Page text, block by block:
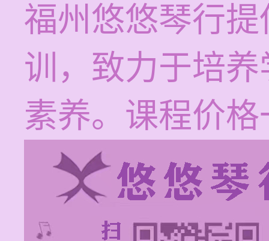
福州悠悠琴行
训，致力于培
素养。课程价